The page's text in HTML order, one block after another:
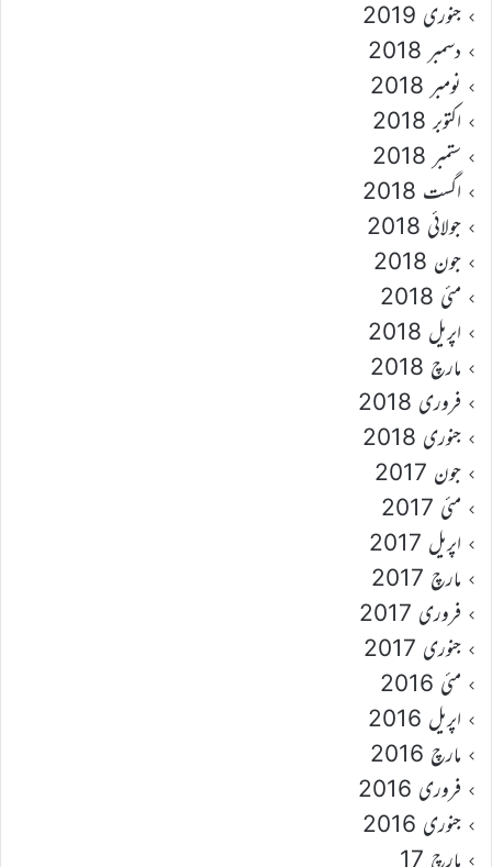
جنوری 2019
دسمبر 2018
نومبر 2018
اکتوبر 2018
ستمبر 2018
اگست 2018
جولائی 2018
جون 2018
مئی 2018
اپریل 2018
مارچ 2018
فروری 2018
جنوری 2018
جون 2017
مئی 2017
اپریل 2017
مارچ 2017
فروری 2017
جنوری 2017
مئی 2016
اپریل 2016
مارچ 2016
فروری 2016
جنوری 2016
مارچ 17